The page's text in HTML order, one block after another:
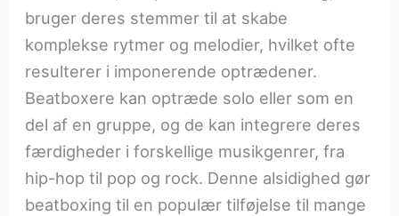
bruger deres stemmer til at skabe
komplekse rytmer og melodier, hvilket ofte
resulterer i imponerende optrædener.
Beatboxere kan optræde solo eller som en
del af en gruppe, og de kan integrere deres
færdigheder i forskellige musikgenrer, fra
hip-hop til pop og rock. Denne alsidighed gør
beatboxing til en populær tilføjelse til mange